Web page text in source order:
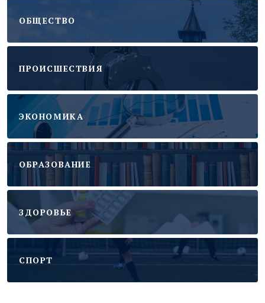
ОБЩЕСТВО
ПРОИСШЕСТВИЯ
ЭКОНОМИКА
ОБРАЗОВАНИЕ
ЗДОРОВЬЕ
CПОРТ